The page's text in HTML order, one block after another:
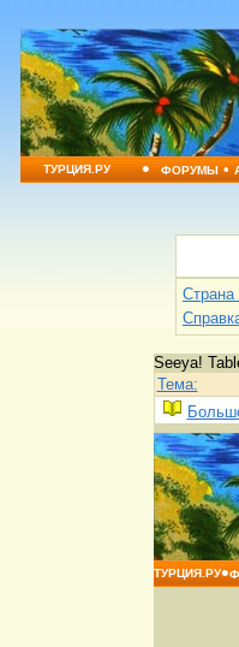
ТУРЦИЯ.РУ • ФОРУМЫ•
Страна
Seeya!
Тема:
ТУРЦИЯ.РУ•